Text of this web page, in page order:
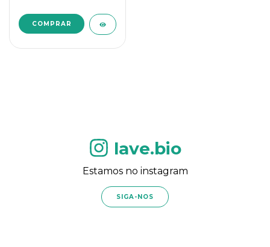
lave.bio
Estamos no instagram
SIGA-NOS